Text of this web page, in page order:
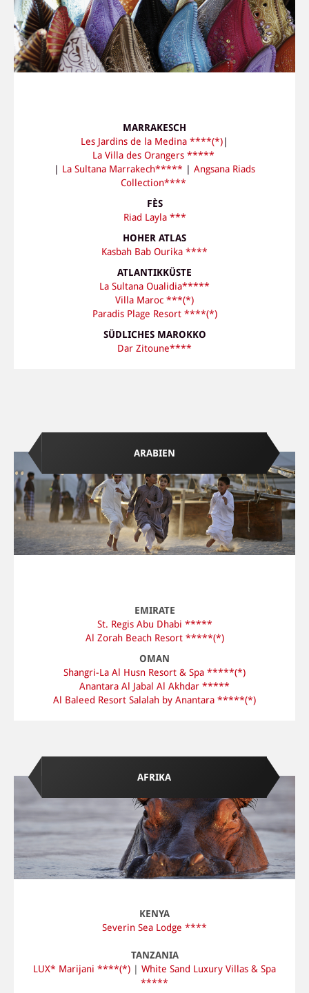
MARRAKESCH
Les Jardins de la Medina ****(*)|
La Villa des Orangers *****
| La Sultana Marrakech***** | Angsana Riads
Collection****
FÈS
Riad Layla ***
HOHER ATLAS
Kasbah Bab Ourika ****
ATLANTIKKÜSTE
La Sultana Oualidia*****
Villa Maroc ***(*)
Paradis Plage Resort ****(*)
SÜDLICHES MAROKKO
Dar Zitoune****
ARABIEN
EMIRATE
St. Regis Abu Dhabi *****
Al Zorah Beach Resort *****(*)
OMAN
Shangri-La Al Husn Resort & Spa *****(*)
Anantara Al Jabal Al Akhdar *****
Al Baleed Resort Salalah by Anantara *****(*)
AFRIKA
KENYA
Severin Sea Lodge ****
TANZANIA
LUX* Marijani ****(*) | White Sand Luxury Villas & Spa
*****